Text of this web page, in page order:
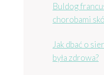
Buldog
chorobami
Jak dbać o
była zdrowa?